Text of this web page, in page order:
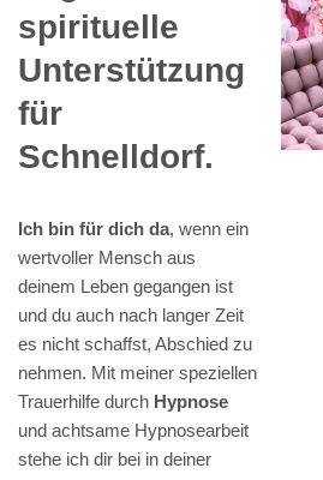
spirituelle
Unterstützung
für
Schnelldorf.
Ich bin für dich da, wenn ein
wertvoller Mensch aus
deinem Leben gegangen ist
und du auch nach langer Zeit
es nicht schaffst, Abschied zu
nehmen. Mit meiner speziellen
Trauerhilfe durch Hypnose
und achtsame Hypnosearbeit
stehe ich dir bei in deiner